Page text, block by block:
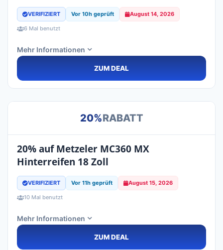
VERIFIZIERT Vor 10h geprüft August 14, 2026
6 Mal benutzt
Mehr Informationen
ZUM DEAL
20%RABATT
20% auf Metzeler MC360 MX
Hinterreifen 18 Zoll
VERIFIZIERT Vor 11h geprüft August 15, 2026
10 Mal benutzt
Mehr Informationen
ZUM DEAL